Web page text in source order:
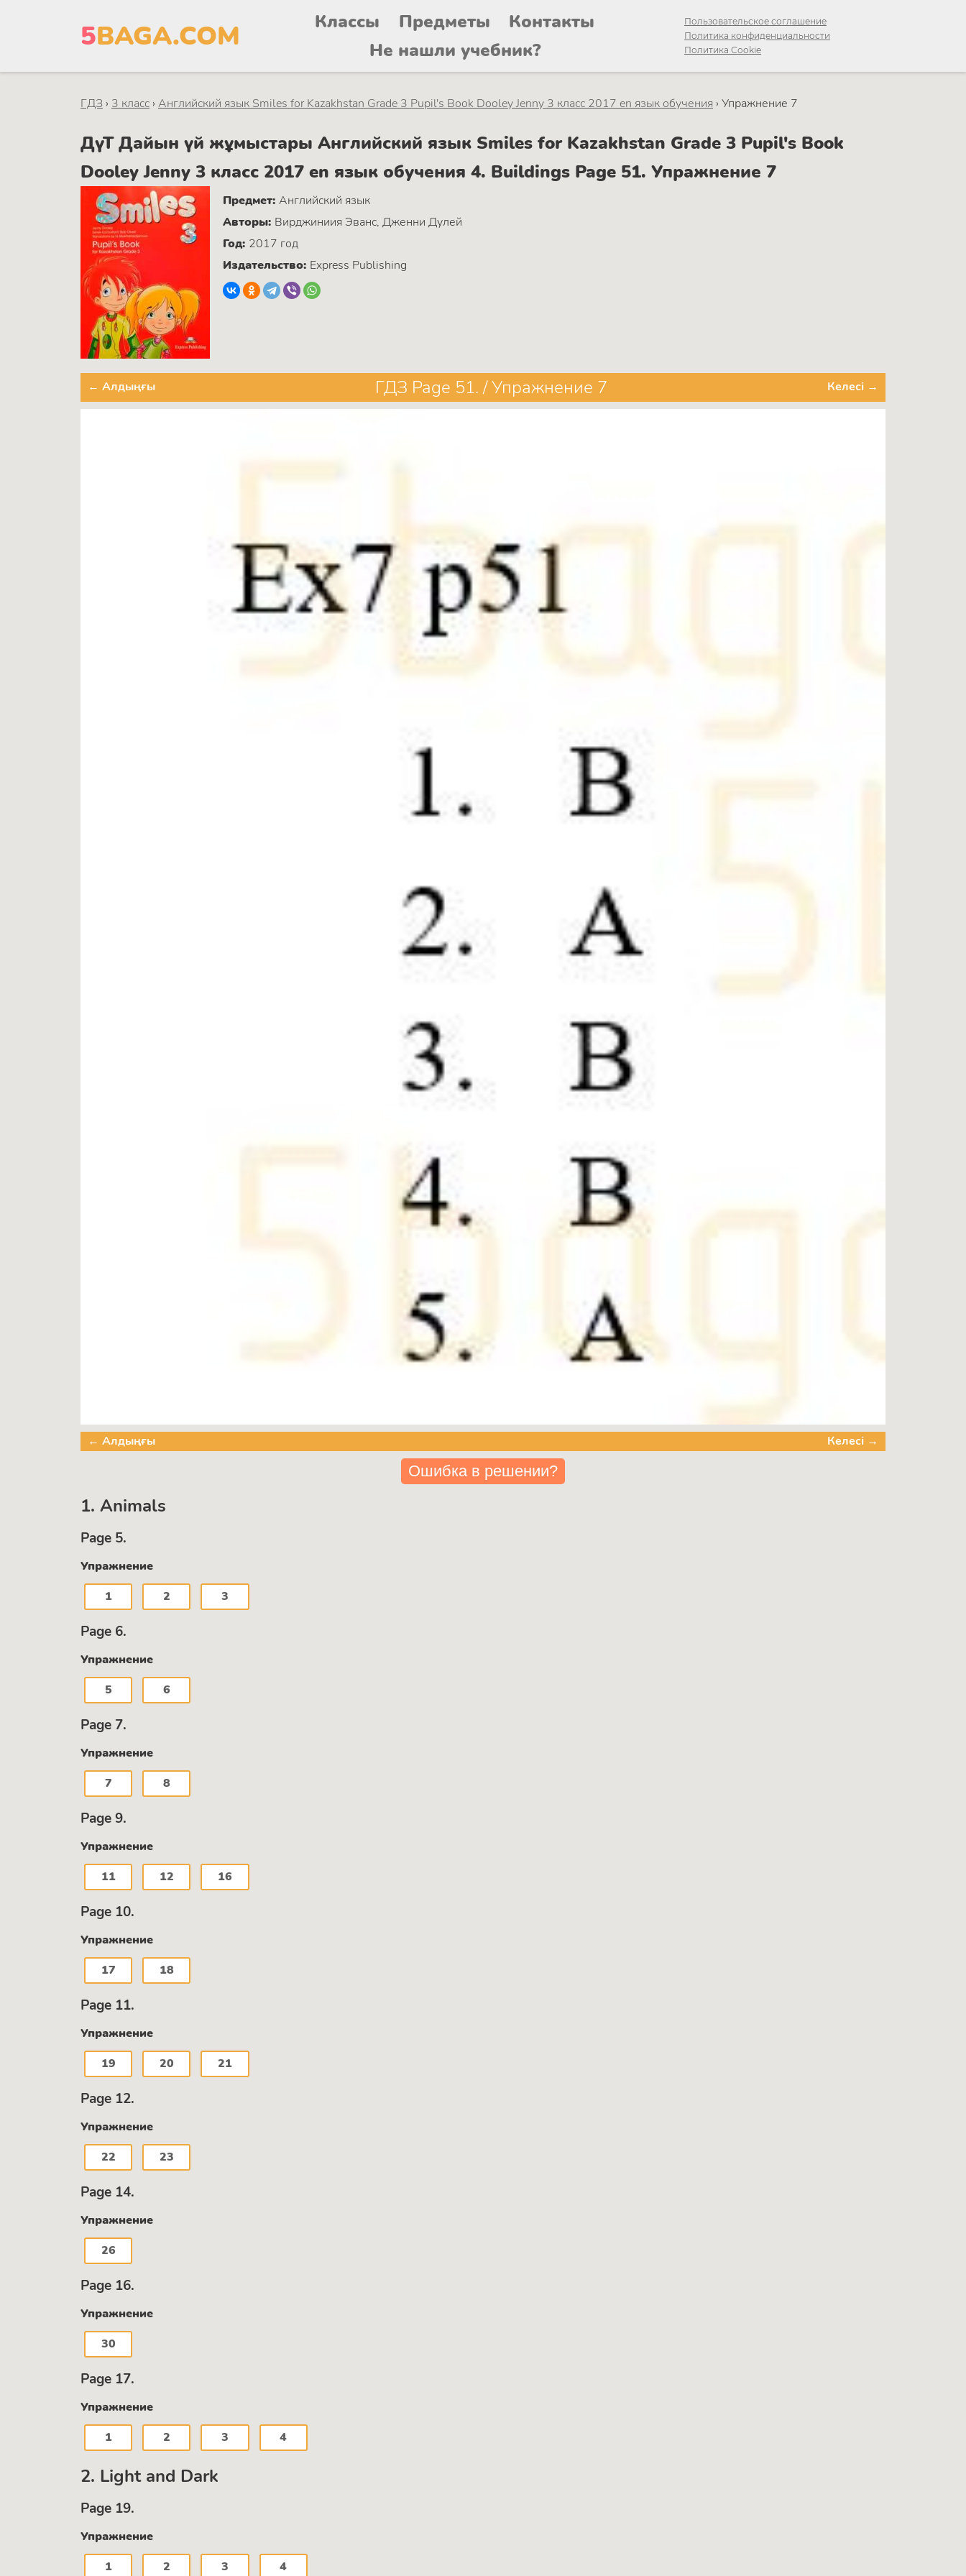
5BAGA.COM Классы Предметы
Контакты
Не нашли учебник?
Пользовательское соглашение
Политика конфиденциальности
Политика Cookie
ГДЗ › 3 класс › Английский язык Smiles for Kazakhstan Grade 3 Pupil's Book Dooley Jenny 3 класс 2017 en язык обучения › Упражнение 7
ДүТ Дайын үй жұмыстары Английский язык Smiles for Kazakhstan Grade 3 Pupil's Book
Dooley Jenny 3 класс 2017 en язык обучения 4. Buildings Page 51. Упражнение 7
Предмет: Английский язык
Авторы: Вирджиниия Эванс, Дженни Дулей
Год: 2017 год
Издательство: Express Publishing
← Алдыңғы ГДЗ Page 51. / Упражнение 7 Келесі →
← Алдыңғы Келесі →
Ошибка в решении?
1. Animals
Page 5.
Упражнение
1
2 3
Page 6.
Упражнение
5
6
Page 7.
Упражнение
7
8
Page 9.
Упражнение
11
12 16
Page 10.
Упражнение
17
18
Page 11.
Упражнение
19
20 21
Page 12.
Упражнение
22
23
Page 14.
Упражнение
26
Page 16.
Упражнение
30
Page 17.
Упражнение
1
2 3 4
2. Light and Dark
Page 19.
Упражнение
1
2 3 4